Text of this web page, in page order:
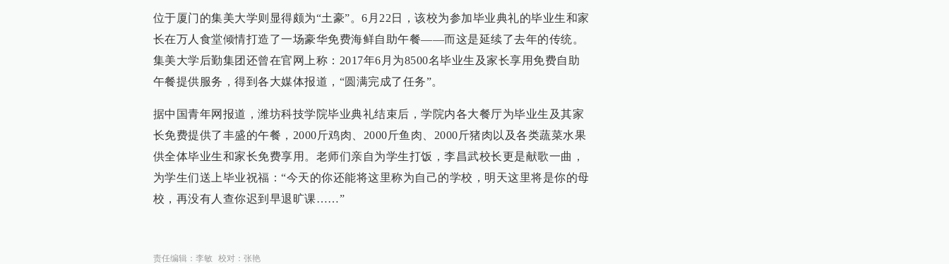
位于厦门的集美大学则显得颇为“土豪”。6月22日，该校为参加毕业典礼的毕业生和家
长在万人食堂倾情打造了一场豪华免费海鲜自助午餐——而这是延续了去年的传统。
集美大学后勤集团还曾在官网上称：2017年6月为8500名毕业生及家长享用免费自助
午餐提供服务，得到各大媒体报道，“圆满完成了任务”。
据中国青年网报道，潍坊科技学院毕业典礼结束后，学院内各大餐厅为毕业生及其家
长免费提供了丰盛的午餐，2000斤鸡肉、2000斤鱼肉、2000斤猪肉以及各类蔬菜水果
供全体毕业生和家长免费享用。老师们亲自为学生打饭，李昌武校长更是献歌一曲，
为学生们送上毕业祝福：“今天的你还能将这里称为自己的学校，明天这里将是你的母
校，再没有人查你迟到早退旷课……”
责任编辑： 李敏 校对： 张艳